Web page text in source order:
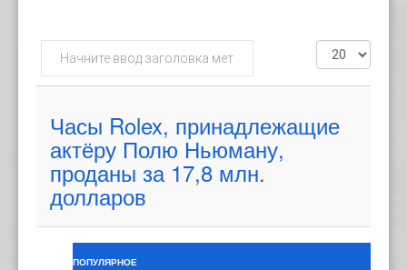
Начните
ввод
метки
Кол-
во
Часы Rolex, принадлежащие
актёру Полю Ньюману,
проданы за 17,8 млн.
долларов
ПОПУЛЯРНОЕ